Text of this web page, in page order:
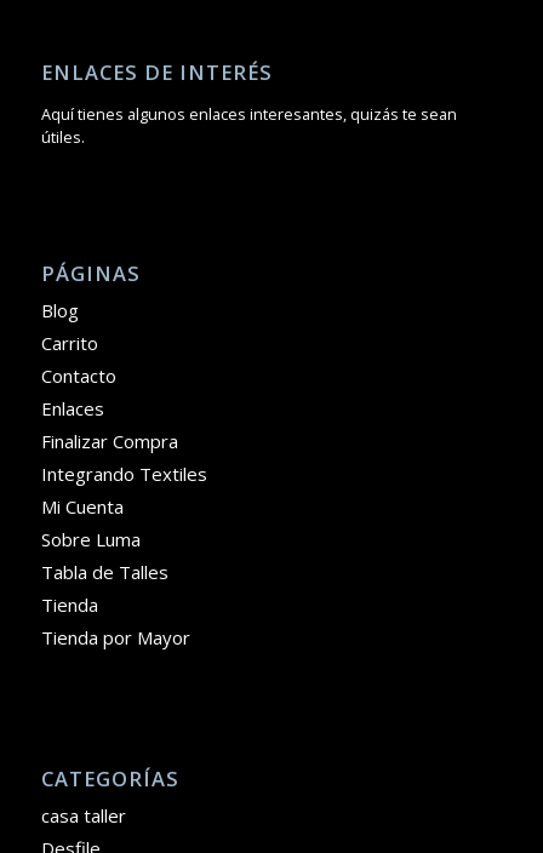
ENLACES DE INTERÉS
Aquí tienes algunos enlaces interesantes, quizás te sean
útiles.
PÁGINAS
Blog
Carrito
Contacto
Enlaces
Finalizar Compra
Integrando Textiles
Mi Cuenta
Sobre Luma
Tabla de Talles
Tienda
Tienda por Mayor
CATEGORÍAS
casa taller
Desfile